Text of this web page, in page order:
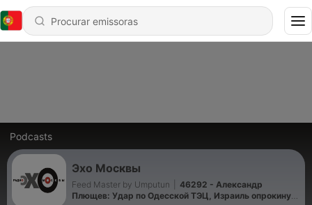
Podcasts
Эхо Москвы
Feed Master by Umputun
46292 - Александр
Плющев: Удар по Одесской ТЭЦ, Израиль опрокинул